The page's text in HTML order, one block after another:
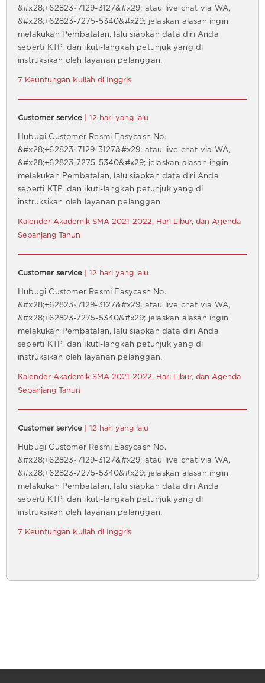
&#x28;+62823~7129-3127&#x29; atau live chat via WA,
&#x28;+62823-7275-5340&#x29; jelaskan alasan ingin
melakukan Pembatalan, lalu siapkan data diri Anda
seperti KTP, dan ikuti-langkah petunjuk yang di
instruksikan oleh layanan pelanggan.
7 Keuntungan Kuliah di Inggris
Customer service | 12 hari yang lalu
Hubugi Customer Resmi Easycash No.
&#x28;+62823~7129-3127&#x29; atau live chat via WA,
&#x28;+62823-7275-5340&#x29; jelaskan alasan ingin
melakukan Pembatalan, lalu siapkan data diri Anda
seperti KTP, dan ikuti-langkah petunjuk yang di
instruksikan oleh layanan pelanggan.
Kalender Akademik SMA 2021-2022, Hari Libur, dan Agenda
Sepanjang Tahun
Customer service | 12 hari yang lalu
Hubugi Customer Resmi Easycash No.
&#x28;+62823~7129-3127&#x29; atau live chat via WA,
&#x28;+62823-7275-5340&#x29; jelaskan alasan ingin
melakukan Pembatalan, lalu siapkan data diri Anda
seperti KTP, dan ikuti-langkah petunjuk yang di
instruksikan oleh layanan pelanggan.
Kalender Akademik SMA 2021-2022, Hari Libur, dan Agenda
Sepanjang Tahun
Customer service | 12 hari yang lalu
Hubugi Customer Resmi Easycash No.
&#x28;+62823~7129-3127&#x29; atau live chat via WA,
&#x28;+62823-7275-5340&#x29; jelaskan alasan ingin
melakukan Pembatalan, lalu siapkan data diri Anda
seperti KTP, dan ikuti-langkah petunjuk yang di
instruksikan oleh layanan pelanggan.
7 Keuntungan Kuliah di Inggris